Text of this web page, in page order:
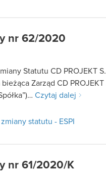
nr 62/2020
Statutu CD PROJEKT
Zarząd CD
Czytaj dalej
statutu - ESPI
nr 61/2020/K